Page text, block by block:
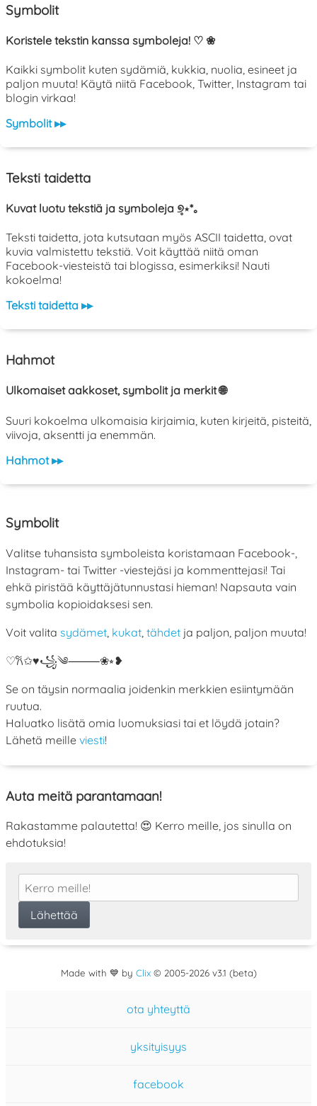
Symbolit
Koristele tekstin kanssa symboleja! ♡ ❀
Kaikki symbolit kuten sydämiä, kukkia, nuolia, esineet ja
paljon muuta! Käytä niitä Facebook, Twitter, Instagram tai
blogin virkaa!
Symbolit ▸▸
Teksti taidetta
Kuvat luotu tekstiä ja symboleja ୭̥⋆*｡
Teksti taidetta, jota kutsutaan myös ASCII taidetta, ovat
kuvia valmistettu tekstiä. Voit käyttää niitä oman
Facebook-viesteistä tai blogissa, esimerkiksi! Nauti
kokoelma!
Teksti taidetta ▸▸
Hahmot
Ulkomaiset aakkoset, symbolit ja merkit 🌐
Suuri kokoelma ulkomaisia kirjaimia, kuten kirjeitä, pisteitä,
viivoja, aksentti ja enemmän.
Hahmot ▸▸
Symbolit
Valitse tuhansista symboleista koristamaan Facebook-,
Instagram- tai Twitter -viestejäsi ja kommenttejasi! Tai
ehkä piristää käyttäjätunnustasi hieman! Napsauta vain
symbolia kopioidaksesi sen.
Voit valita sydämet, kukat, tähdet ja paljon, paljon muuta!
♡𐙚✩♥꧁༄⸻❀⭒❥
Se on täysin normaalia joidenkin merkkien esiintymään
ruutua.
Haluatko lisätä omia luomuksiasi tai et löydä jotain?
Lähetä meille viesti!
Auta meitä parantamaan!
Rakastamme palautetta! 😍 Kerro meille, jos sinulla on
ehdotuksia!
Made with 💙 by Clix© 2005-2026 v3.1 (beta)
ota yhteyttä
yksityisyys
facebook